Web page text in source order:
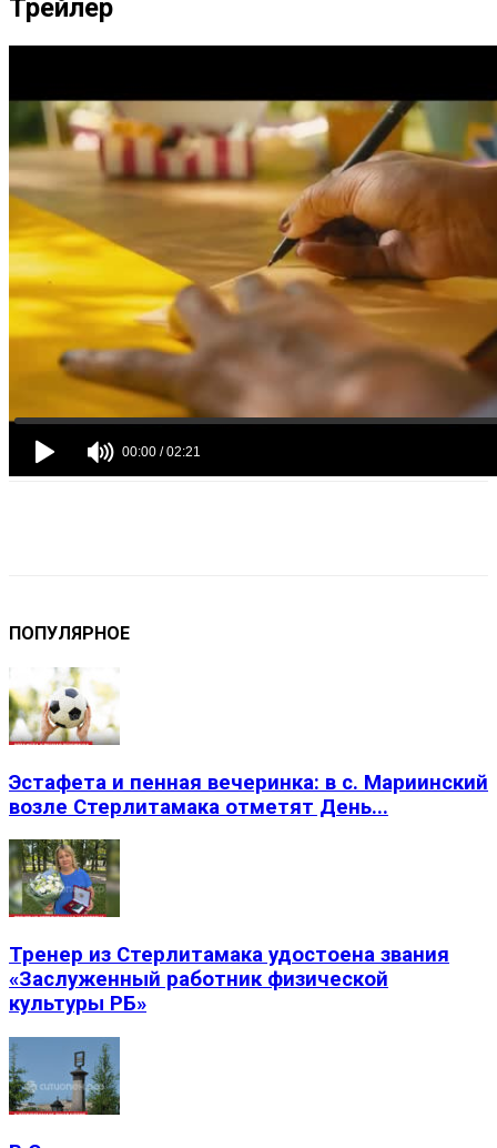
Трейлер
ПОПУЛЯРНОЕ
Эстафета и пенная вечеринка: в с. Мариинский
возле Стерлитамака отметят День...
Тренер из Стерлитамака удостоена звания
«Заслуженный работник физической
культуры РБ»